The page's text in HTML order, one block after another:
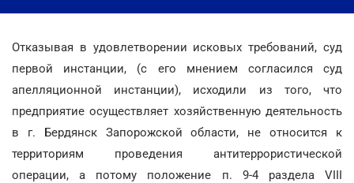
Отказывая в удовлетворении исковых требований, суд
первой инстанции, (с его мнением согласился суд
апелляционной инстанции), исходили из того, что
предприятие осуществляет хозяйственную деятельность
в г. Бердянск Запорожской области, не относится к
территориям проведения антитеррористической
операции, а потому положение п. 9-4 раздела VIII